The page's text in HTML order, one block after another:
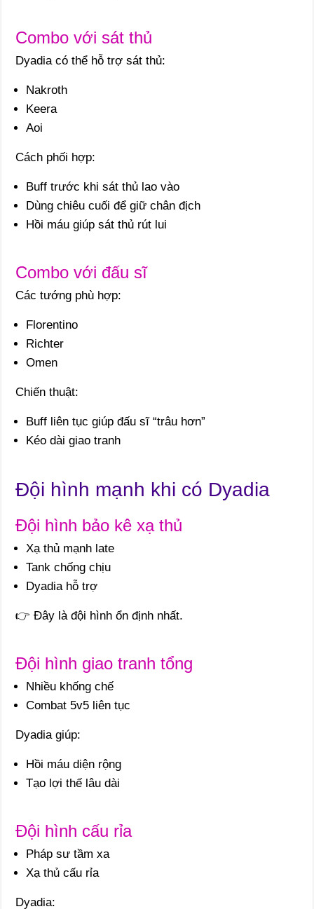
Combo với sát thủ
Dyadia có thể hỗ trợ sát thủ:
Nakroth
Keera
Aoi
Cách phối hợp:
Buff trước khi sát thủ lao vào
Dùng chiêu cuối để giữ chân địch
Hồi máu giúp sát thủ rút lui
Combo với đấu sĩ
Các tướng phù hợp:
Florentino
Richter
Omen
Chiến thuật:
Buff liên tục giúp đấu sĩ “trâu hơn”
Kéo dài giao tranh
Đội hình mạnh khi có Dyadia
Đội hình bảo kê xạ thủ
Xạ thủ mạnh late
Tank chống chịu
Dyadia hỗ trợ
👉 Đây là đội hình ổn định nhất.
Đội hình giao tranh tổng
Nhiều khống chế
Combat 5v5 liên tục
Dyadia giúp:
Hồi máu diện rộng
Tạo lợi thế lâu dài
Đội hình cấu rỉa
Pháp sư tầm xa
Xạ thủ cấu rỉa
Dyadia: